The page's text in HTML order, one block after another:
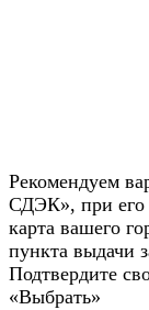
Рекомендуем
СДЭК», при его
карта вашего
пункта выдачи
Подтвердите
«Выбрать»